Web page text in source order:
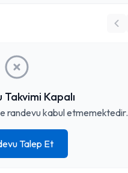
Takvimi Kapalı
randevu kabul etmemektedir.
Talep Et